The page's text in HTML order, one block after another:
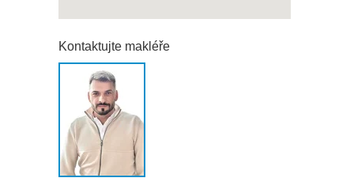
Kontaktujte makléře